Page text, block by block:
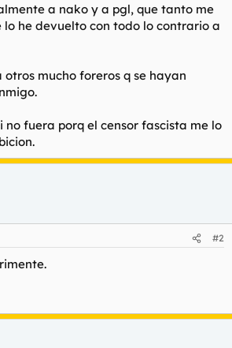
a nako y a pgl, que tanto me
lo he devuelto con todo lo contrario a
mucho foreros q se hayan
no fuera porq el censor fascista me lo
#2